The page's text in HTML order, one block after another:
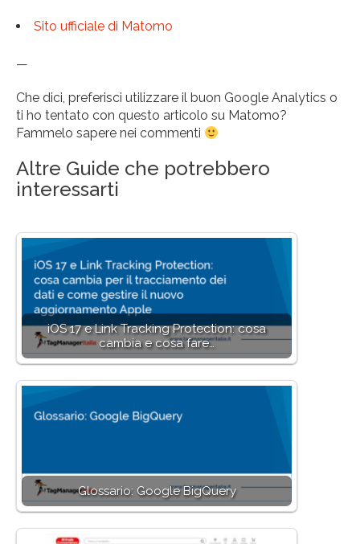
Sito ufficiale di Matomo
—
Che dici, preferisci utilizzare il buon Google Analytics o
ti ho tentato con questo articolo su Matomo?
Fammelo sapere nei commenti
Altre Guide che potrebbero
interessarti
iOS 17 e Link Tracking Protection: cosa
cambia e cosa fare…
Glossario: Google BigQuery